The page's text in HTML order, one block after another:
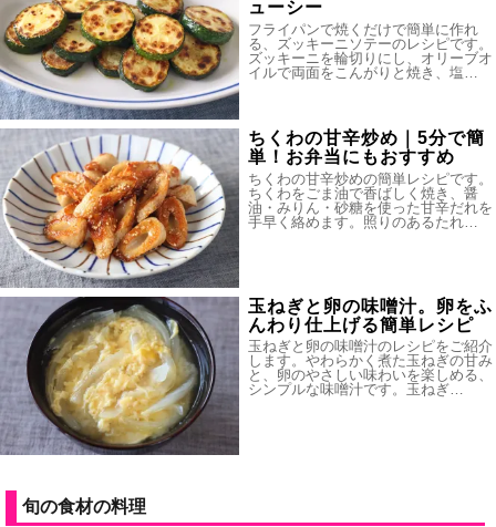
ューシー
フライパンで焼くだけで簡単に作れ
る、ズッキーニソテーのレシピです。
ズッキーニを輪切りにし、オリーブオ
イルで両面をこんがりと焼き、塩…
ちくわの甘辛炒め｜5分で簡
単！お弁当にもおすすめ
ちくわの甘辛炒めの簡単レシピです。
ちくわをごま油で香ばしく焼き、醤
油・みりん・砂糖を使った甘辛だれを
手早く絡めます。照りのあるたれ…
玉ねぎと卵の味噌汁。卵をふ
んわり仕上げる簡単レシピ
玉ねぎと卵の味噌汁のレシピをご紹介
します。やわらかく煮た玉ねぎの甘み
と、卵のやさしい味わいを楽しめる、
シンプルな味噌汁です。玉ねぎ…
旬の食材の料理